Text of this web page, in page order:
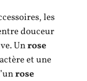
les
douceur
Unrose
et une
rose